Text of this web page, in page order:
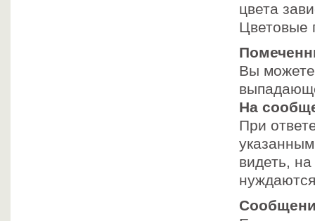
цвета
Цветовые
Вы
На
При
видеть,